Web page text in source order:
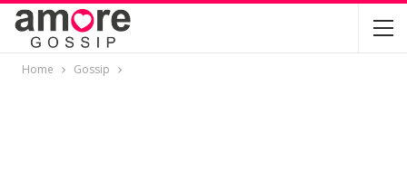
Home Gossip